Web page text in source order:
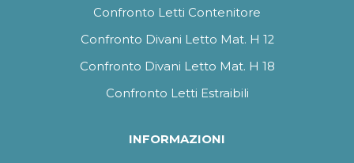
Confronto Letti Contenitore
Confronto Divani Letto Mat. H 12
Confronto Divani Letto Mat. H 18
Confronto Letti Estraibili
INFORMAZIONI